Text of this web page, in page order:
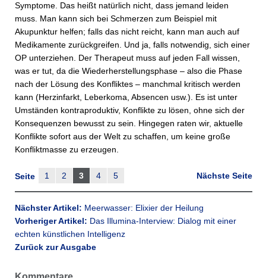
Symptome. Das heißt natürlich nicht, dass jemand leiden
muss. Man kann sich bei Schmerzen zum Beispiel mit
Akupunktur helfen; falls das nicht reicht, kann man auch auf
Medikamente zurückgreifen. Und ja, falls notwendig, sich einer
OP unterziehen. Der Therapeut muss auf jeden Fall wissen,
was er tut, da die Wiederherstellungsphase – also die Phase
nach der Lösung des Konfliktes – manchmal kritisch werden
kann (Herzinfarkt, Leberkoma, Absencen usw.). Es ist unter
Umständen kontraproduktiv, Konflikte zu lösen, ohne sich der
Konsequenzen bewusst zu sein. Hingegen raten wir, aktuelle
Konflikte sofort aus der Welt zu schaffen, um keine große
Konfliktmasse zu erzeugen.
Nächste Seite
Seite 1 2 3 4 5
Nächster Artikel: Meerwasser: Elixier der Heilung
Vorheriger Artikel: Das Illumina-Interview: Dialog mit einer
echten künstlichen Intelligenz
Zurück zur Ausgabe